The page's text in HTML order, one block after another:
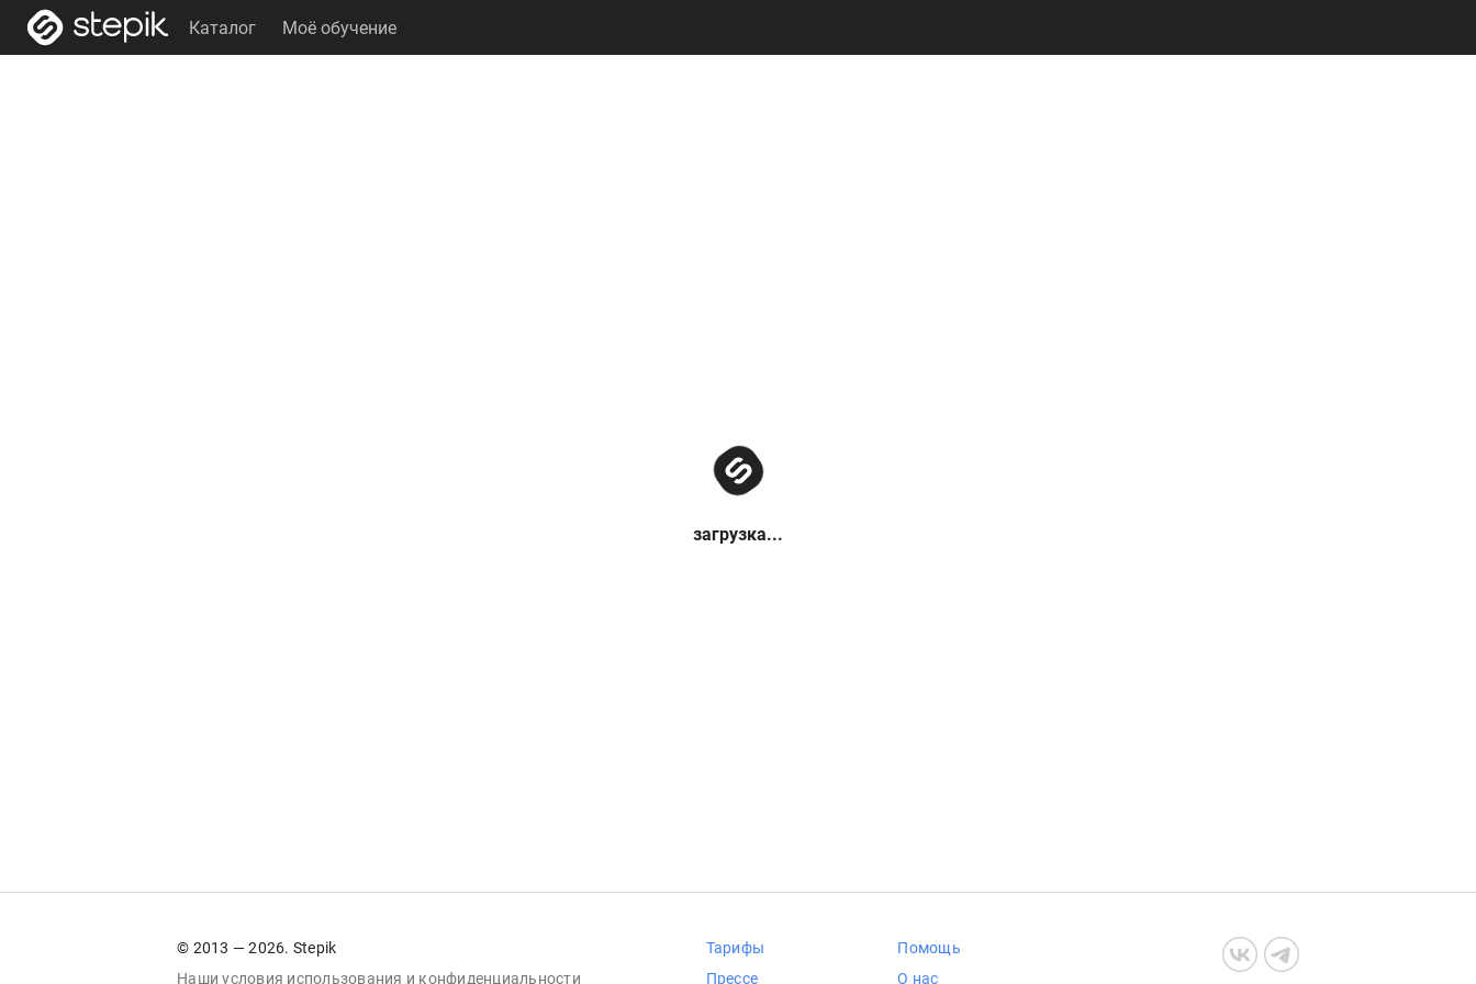
Каталог Моё обучение
загрузка...
© 2013 — 2026. Stepik
Наши условия использования и конфиденциальности
Тарифы
Прессе
Помощь
О нас